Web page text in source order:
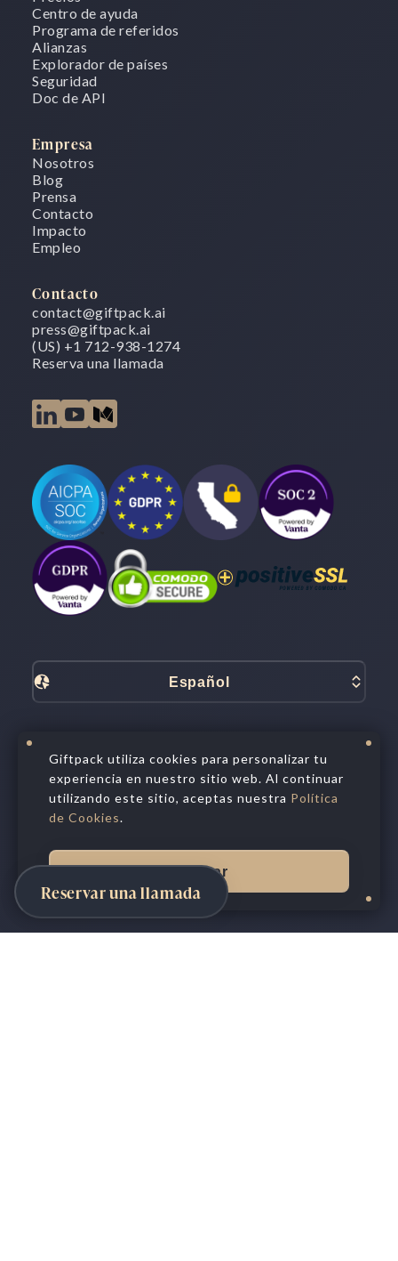
Reservar una llamada
Centro de ayuda
Programa de referidos
Alianzas
Explorador de países
Seguridad
Doc de API
Empresa
Nosotros
Blog
Prensa
Contacto
Impacto
Empleo
Contacto
contact@giftpack.ai
press@giftpack.ai
(US) +1 712-938-1274
Reserva una llamada
Español
Tratamiento de Datos
Política de privacidad
Política de cookies
Giftpack utiliza cookies para personalizar tu
experiencia en nuestro sitio web. Al continuar
utilizando este sitio, aceptas nuestra Política
de Cookies.
Aceptar